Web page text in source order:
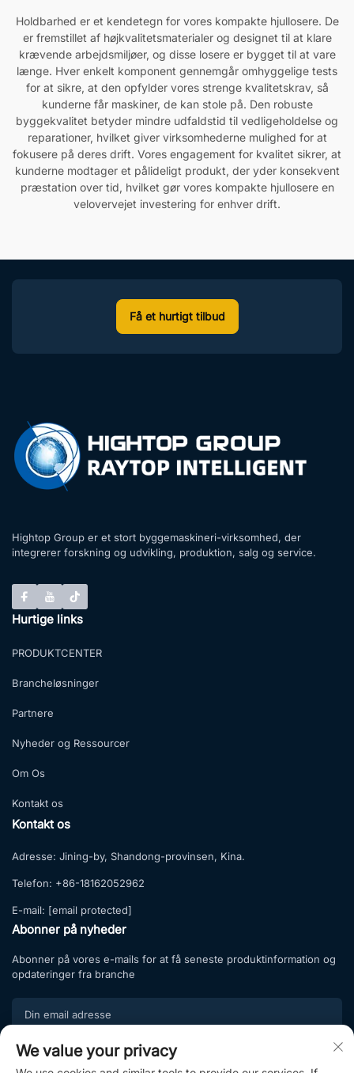
Holdbarhed er et kendetegn for vores kompakte hjullosere. De
er fremstillet af højkvalitetsmaterialer og designet til at klare
krævende arbejdsmiljøer, og disse losere er bygget til at vare
længe. Hver enkelt komponent gennemgår omhyggelige tests
for at sikre, at den opfylder vores strenge kvalitetskrav, så
kunderne får maskiner, de kan stole på. Den robuste
byggekvalitet betyder mindre udfaldstid til vedligeholdelse og
reparationer, hvilket giver virksomhederne mulighed for at
fokusere på deres drift. Vores engagement for kvalitet sikrer, at
kunderne modtager et pålideligt produkt, der yder konsekvent
præstation over tid, hvilket gør vores kompakte hjullosere en
velovervejet investering for enhver drift.
Få et hurtigt tilbud
Hightop Group er et stort byggemaskineri-virksomhed, der
integrerer forskning og udvikling, produktion, salg og service.
Hurtige links
PRODUKTCENTER
Brancheløsninger
Partnere
Nyheder og Ressourcer
Om Os
Kontakt os
Kontakt os
Adresse: Jining-by, Shandong-provinsen, Kina.
Telefon: +86-18162052962
E-mail: [email protected]
Abonner på nyheder
Abonner på vores e-mails for at få seneste produktinformation og
opdateringer fra branche
Tilmeld
We value your privacy